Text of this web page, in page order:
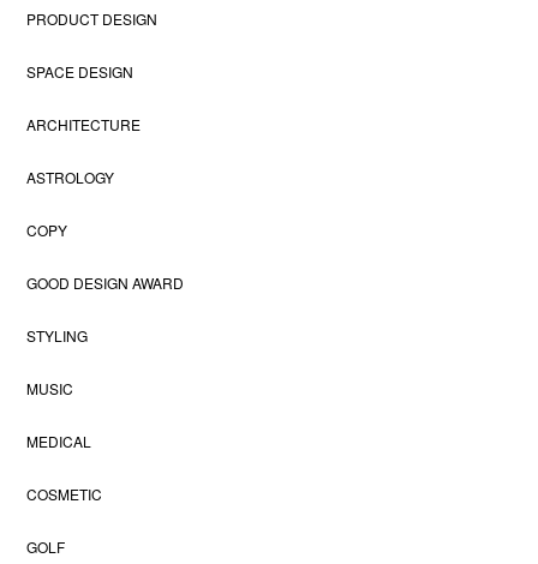
PRODUCT DESIGN
SPACE DESIGN
ARCHITECTURE
ASTROLOGY
COPY
GOOD DESIGN AWARD
STYLING
MUSIC
MEDICAL
COSMETIC
GOLF